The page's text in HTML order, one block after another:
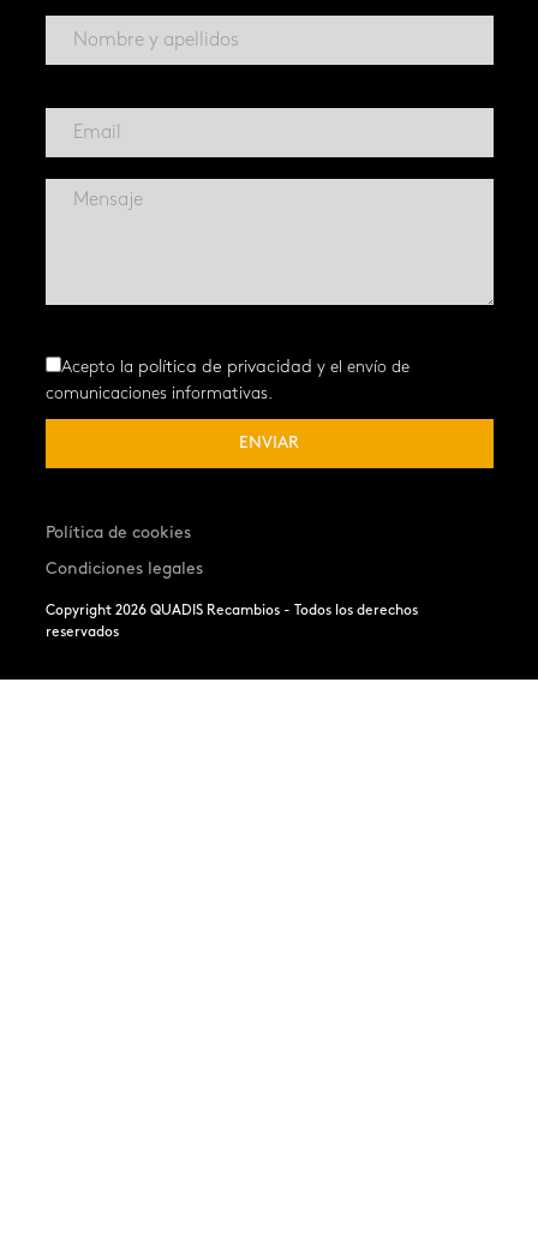
Acepto la política de privacidad y el envío de
comunicaciones informativas.
Política de cookies
Condiciones legales
Copyright 2026 QUADIS Recambios - Todos los derechos
reservados